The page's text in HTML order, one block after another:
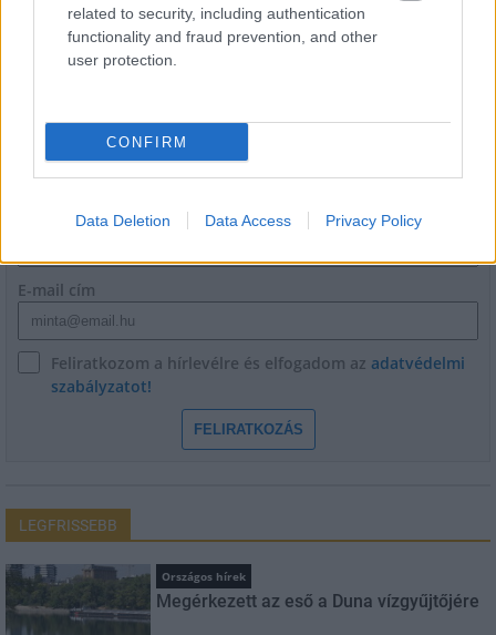
related to security, including authentication
functionality and fraud prevention, and other
user protection.
CONFIRM
Data Deletion Data Access Privacy Policy
E-mail cím
Feliratkozom a hírlevélre és elfogadom az adatvédelmi
szabályzatot!
FELIRATKOZÁS
LEGFRISSEBB
Országos hírek
Megérkezett az eső a Duna vízgyűjtőjére